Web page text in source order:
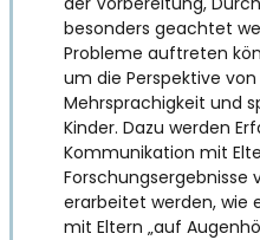
besonders geachtet
Probleme auftreten
um die Perspektive
Mehrsprachigkeit und
Kinder. Dazu werden
Kommunikation mit
Forschungsergebnisse
erarbeitet werden, wie
mit Eltern „auf